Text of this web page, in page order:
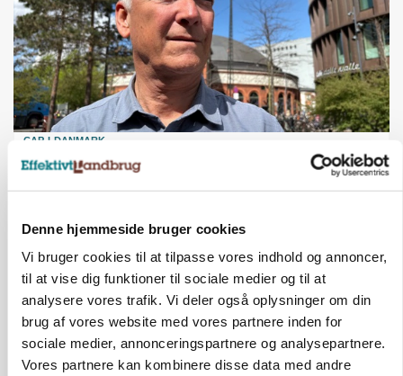
Denne hjemmeside bruger cookies
Vi bruger cookies til at tilpasse vores indhold og annoncer,
til at vise dig funktioner til sociale medier og til at
analysere vores trafik. Vi deler også oplysninger om din
brug af vores website med vores partnere inden for
sociale medier, annonceringspartnere og analysepartnere.
Vores partnere kan kombinere disse data med andre
CAP-I-DANMARK
Fjerkræbranchen: - Vi forlanger ens
konkurrence- og produktionsvilkår
LEDER
Det er en uskik at udlægge et røgslør om
økoproduktion
Annonce
Loading...